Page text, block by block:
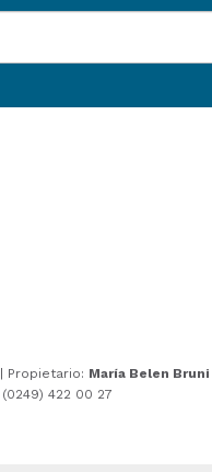
| Propietario: María Belen Bruni
422 00 27